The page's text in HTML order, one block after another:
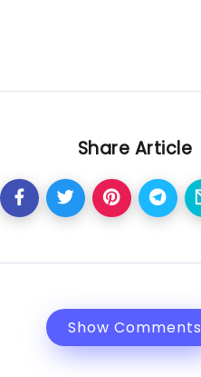
Share Article
Show Comments